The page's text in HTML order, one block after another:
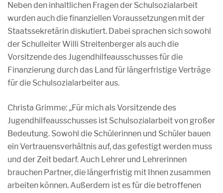
Neben den inhaltlichen Fragen der Schulsozialarbeit
wurden auch die finanziellen Voraussetzungen mit der
Staatssekretärin diskutiert. Dabei sprachen sich sowohl
der Schulleiter Willi Streitenberger als auch die
Vorsitzende des Jugendhilfeausschussesfür die
Finanzierung durch das Land für längerfristige Verträge
für die Schulsozialarbeiter aus.
Christa Grimme: „Für mich als Vorsitzende des
Jugendhilfeausschusses ist Schulsozialarbeit von großer
Bedeutung. Sowohl die Schülerinnen und Schüler bauen
ein Vertrauensverhältnis auf, das gefestigt werden muss
und der Zeit bedarf. Auch Lehrer und Lehrerinnen
brauchen Partner, die längerfristig mit Ihnen zusammen
arbeiten können. Außerdem ist es für die betroffenen